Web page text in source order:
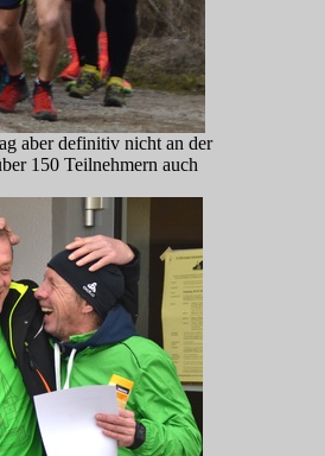
aber definitiv nicht an der
150 Teilnehmern auch